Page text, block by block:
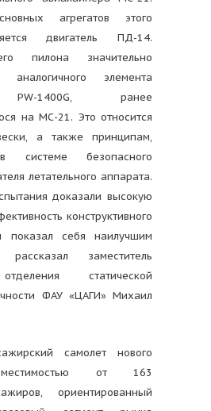
агрегатов этого
двигатель ПД-14.
пилона значительно
аналогичного элемента
PW-1400G, ранее
на МС-21. Это относится
а также принципам,
системе безопасного
летательного аппарата.
доказали высокую
конструктивного
себя наилучшим
заместитель
статической
ФАУ «ЦАГИ» Михаил
самолет нового
от 163
ориентированный